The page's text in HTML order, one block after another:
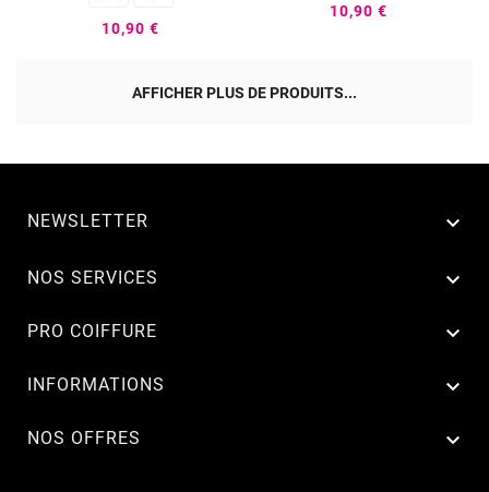
10,90 €
10,90 €
AFFICHER PLUS DE PRODUITS...
NEWSLETTER 
NOS SERVICES 
PRO COIFFURE 
INFORMATIONS 
NOS OFFRES 